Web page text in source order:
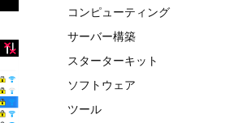
コンピューティング
サーバー構築
スターターキット
ソフトウェア
ツール